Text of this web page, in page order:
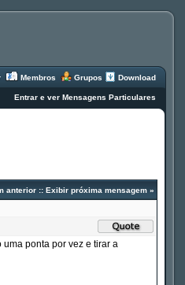
Membros Grupos Download
Entrar e ver Mensagens Particulares
anterior :: Exibir próxima mensagem »
ponta por vez e tirar a